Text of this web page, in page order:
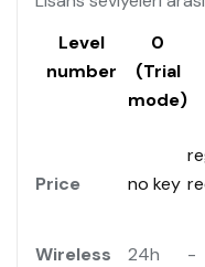
Level
number
0
(Trial
mode)
Price no key
Wireless
24h
-